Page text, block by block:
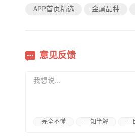
APP首页精选 金属品种
意见反馈
完全不懂 一知半解 一